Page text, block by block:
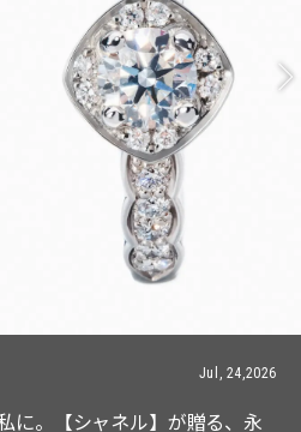
Jul, 15,2026
サーと共同制作! 週5で着たく